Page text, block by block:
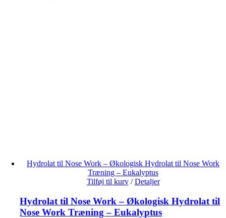
Hydrolat til Nose Work – Økologisk Hydrolat til Nose Work
Træning – Eukalyptus
Tilføj til kurv / Detaljer
Hydrolat til Nose Work – Økologisk Hydrolat til
Nose Work Træning – Eukalyptus